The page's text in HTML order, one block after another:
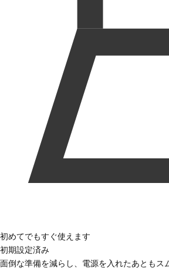
初めてでもすぐ使えます
初期設定済み
面倒な準備を減らし、電源を入れたあとも